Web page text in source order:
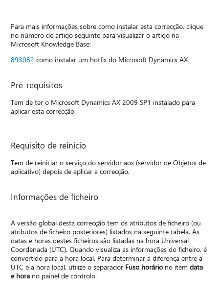
Para mais informações sobre como instalar esta correcção, clique
no número de artigo seguinte para visualizar o artigo na
Microsoft Knowledge Base:
893082 como instalar um hotfix do Microsoft Dynamics AX
Pré-requisitos
Tem de ter o Microsoft Dynamics AX 2009 SP1 instalado para
aplicar esta correcção.
Requisito de reinício
Tem de reiniciar o serviço do servidor aos (servidor de Objetos de
aplicativo) depois de aplicar a correcção.
Informações de ficheiro
A versão global desta correcção tem os atributos de ficheiro (ou
atributos de ficheiro posteriores) listados na seguinte tabela. As
datas e horas destes ficheiros são listadas na hora Universal
Coordenada (UTC). Quando visualiza as informações do ficheiro, é
convertido para a hora local. Para determinar a diferença entre a
UTC e a hora local, utilize o separador Fuso horário no itemdata
e hora no painel de controlo.